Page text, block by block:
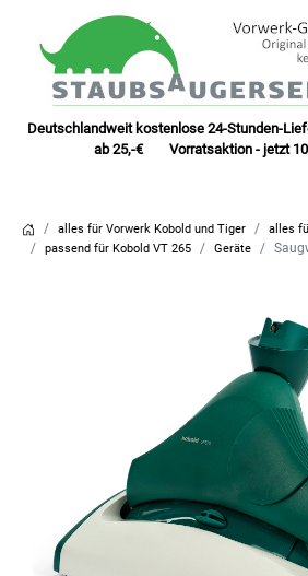
Deutschlandweit kostenlose 24-Stunden-
ab 25,-€ Vorratsaktion - jetzt
alles für Vorwerk Kobold und Tiger
alles
passend für Kobold VT 265
Geräte